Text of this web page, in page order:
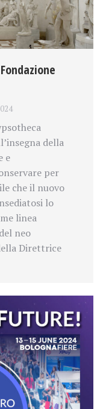
della
e
per
che il nuovo
lo
linea
neo
Direttrice